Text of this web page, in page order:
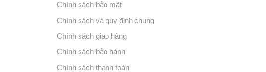
Chính sách bảo mật
Chính sách và quy định chung
Chính sách giao hàng
Chính sách bảo hành
Chính sách thanh toán